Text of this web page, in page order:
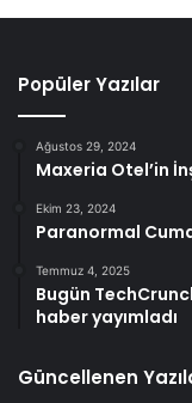
Popüler Yazılar
Ağustos 29, 2024
Maxeria Otel’in
Ekim 23, 2024
Paranormal
Temmuz 4, 2025
Bugün
haber yayımladı
Güncellenen